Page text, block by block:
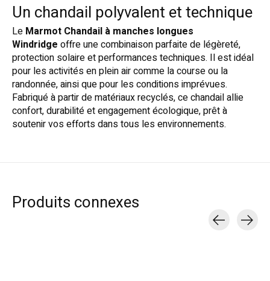
Un chandail polyvalent et technique
Le Marmot Chandail à manches longues
Windridge offre une combinaison parfaite de légèreté,
protection solaire et performances techniques. Il est idéal
pour les activités en plein air comme la course ou la
randonnée, ainsi que pour les conditions imprévues.
Fabriqué à partir de matériaux recyclés, ce chandail allie
confort, durabilité et engagement écologique, prêt à
soutenir vos efforts dans tous les environnements.
Produits connexes